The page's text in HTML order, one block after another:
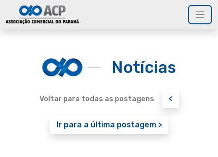
Notícias
Voltar para todas as postagens <
Ir para a última postagem >